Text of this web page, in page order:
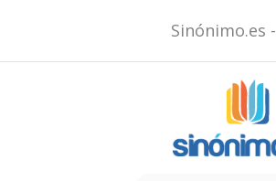
Sinónimo.es -